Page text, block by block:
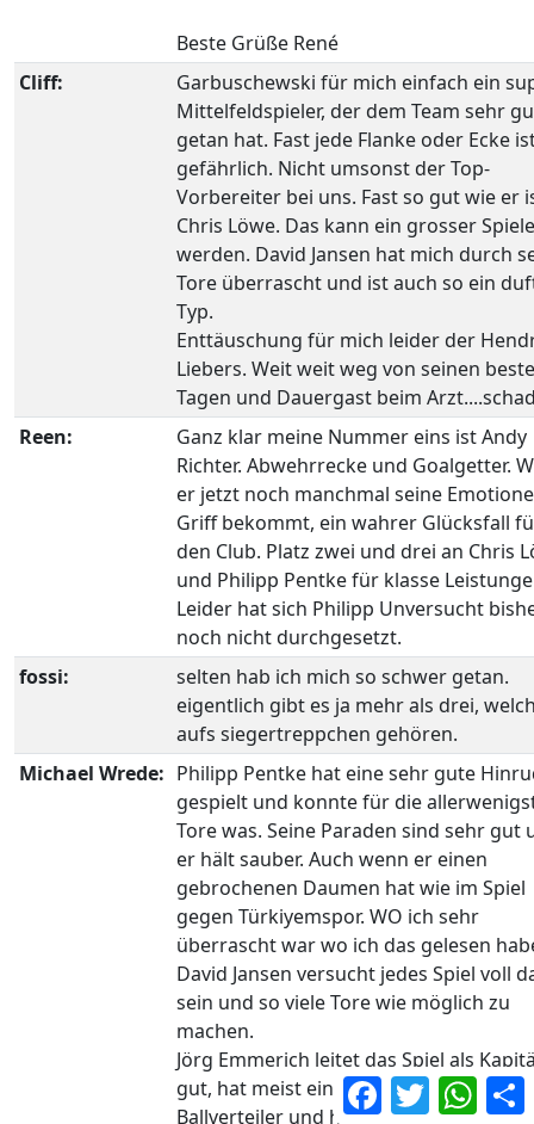
Facebook
Twitter
Beste Grüße René
Cliff:
Garbuschewski für mich einfach ein
Mittelfeldspieler, der dem Team sehr
getan hat. Fast jede Flanke oder Ecke
gefährlich. Nicht umsonst der Top-
Vorbereiter bei uns. Fast so gut wie er
Chris Löwe. Das kann ein grosser
werden. David Jansen hat mich durch
Tore überrascht und ist auch so ein
Typ.
Enttäuschung für mich leider der
Liebers. Weit weit weg von seinen
Tagen und Dauergast beim
Reen:
Ganz klar meine Nummer eins ist Andy
Richter. Abwehrrecke und Goalgetter.
er jetzt noch manchmal seine
Griff bekommt, ein wahrer Glücksfall
den Club. Platz zwei und drei an Chris
und Philipp Pentke für klasse
Leider hat sich Philipp Unversucht
noch nicht durchgesetzt.
fossi:
selten hab ich mich so schwer getan.
eigentlich gibt es ja mehr als drei,
aufs siegertreppchen gehören.
Michael Wrede: Philipp Pentke hat eine sehr gute
gespielt und konnte für die
Tore was. Seine Paraden sind sehr gut
er hält sauber. Auch wenn er einen
gebrochenen Daumen hat wie im Spiel
gegen Türkiyemspor. WO ich sehr
überrascht war wo ich das gelesen
David Jansen versucht jedes Spiel voll
sein und so viele Tore wie möglich zu
machen.
Jörg Emmerich leitet das Spiel als
gut, hat meist einen kühlen Kopf als
Ballverteiler und hat auch gute